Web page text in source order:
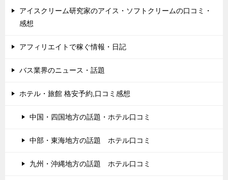
アイスクリーム研究家のアイス・ソフトクリームの口コミ・
感想
アフィリエイトで稼ぐ情報・日記
バス業界のニュース・話題
ホテル・旅館 格安予約,口コミ感想
中国・四国地方の話題・ホテル口コミ
中部・東海地方の話題 ホテル口コミ
九州・沖縄地方の話題 ホテル口コミ